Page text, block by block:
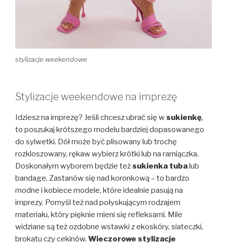
stylizacje weekendowe
Stylizacje weekendowe na imprezę
Idziesz na imprezę? Jeśli chcesz ubrać się wsukienkę,
to poszukaj krótszego modelu bardziej dopasowanego
do sylwetki. Dół może być plisowany lub trochę
rozkloszowany, rękaw wybierz krótki lub na ramiączka.
Doskonałym wyborem będzie teżsukienka tubalub
bandage. Zastanów się nad koronkową – to bardzo
modne i kobiece modele, które idealnie pasują na
imprezy. Pomyśl też nad połyskującym rodzajem
materiału, który pięknie mieni się refleksami. Mile
widziane są też ozdobne wstawki z ekoskóry, siateczki,
brokatu czy cekinów. Wieczorowe stylizacje